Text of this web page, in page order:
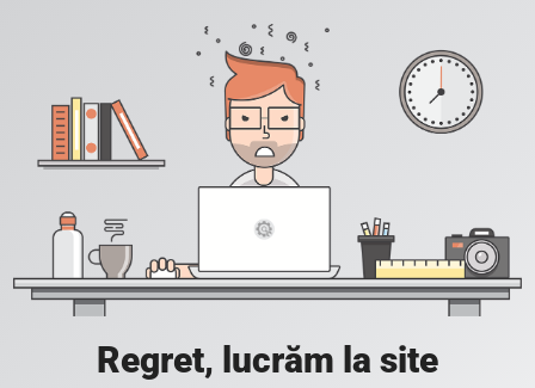
Regret, lucrăm la site